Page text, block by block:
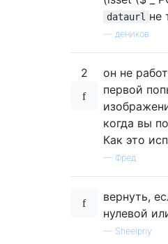
        canvas
.
        canvas
.
var ctx
var
        document
.
// Load
    reader
// Post the
/*
var fd = new
dataurl не
деников
2
он не
первой
когда вы
Как это
— Фред
вернуть,
нулевой
— Sheelpriy